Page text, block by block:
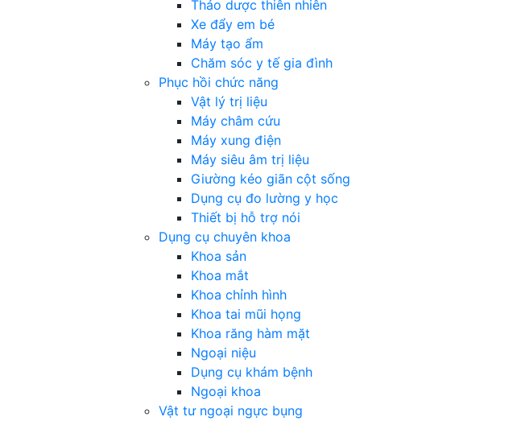
Thảo dược thiên nhiên
Xe đẩy em bé
Máy tạo ẩm
Chăm sóc y tế gia đình
Phục hồi chức năng
Vật lý trị liệu
Máy châm cứu
Máy xung điện
Máy siêu âm trị liệu
Giường kéo giãn cột sống
Dụng cụ đo lường y học
Thiết bị hỗ trợ nói
Dụng cụ chuyên khoa
Khoa sản
Khoa mắt
Khoa chỉnh hình
Khoa tai mũi họng
Khoa răng hàm mặt
Ngoại niệu
Dụng cụ khám bệnh
Ngoại khoa
Vật tư ngoại ngực bụng